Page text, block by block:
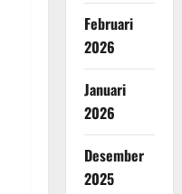
Februari
2026
Januari
2026
Desember
2025